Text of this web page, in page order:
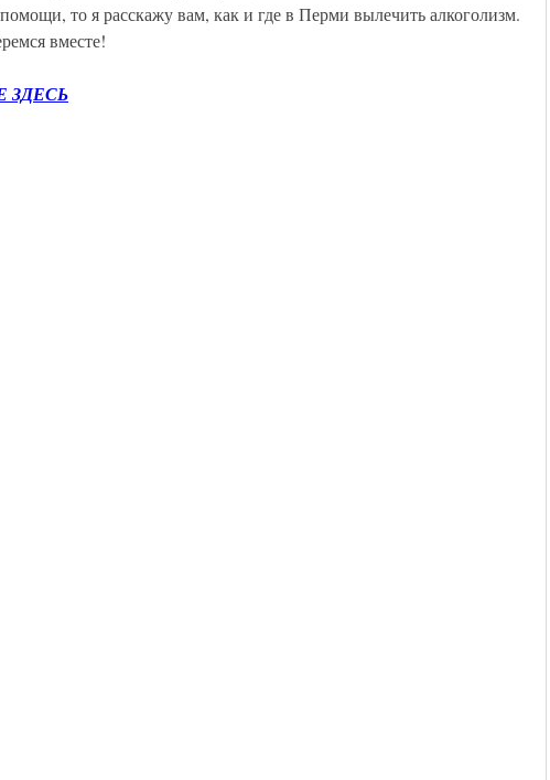
то я расскажу вам, как и где в Перми вылечить алкоголизм.
вместе!
ЗДЕСЬ